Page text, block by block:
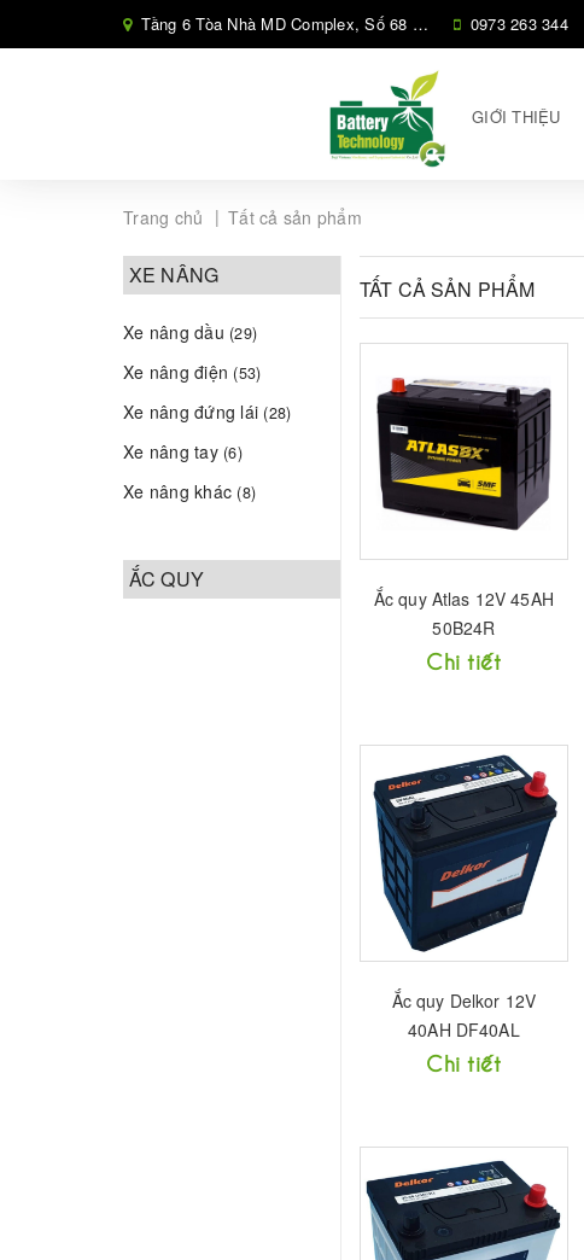
Tầng 6 Tòa Nhà MD Complex, Số 68 Phố Nguyễn Cơ Thạch, Phường Cầu Diễn, Hà Nội, 0973 263 344
GIỚI THIỆU
Trang chủ | Tất cả sản phẩm
TẤT CẢ SẢN PHẨM
Ắc quy Atlas 12V 45AH
50B24R
Chi tiết
Ắc quy Delkor 12V
40AH DF40AL
Chi tiết
XE NÂNG
Xe nâng dầu (29)
Xe nâng điện (53)
Xe nâng đứng lái (28)
Xe nâng tay (6)
Xe nâng khác (8)
ẮC QUY